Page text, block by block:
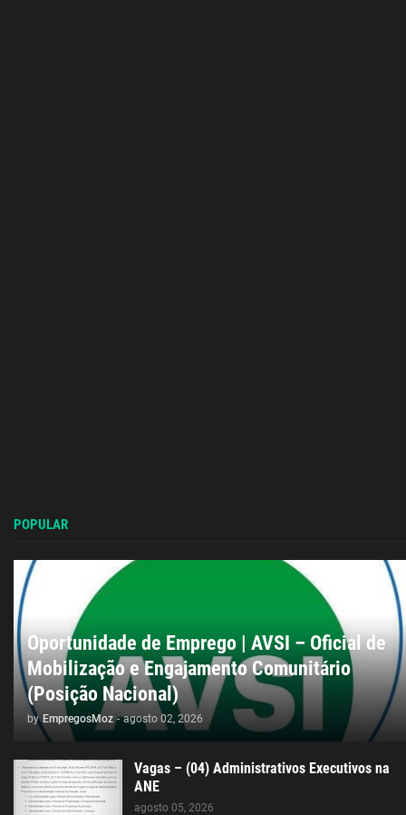
POPULAR
Oportunidade de Emprego | AVSI – Oficial de
Mobilização e Engajamento Comunitário
(Posição Nacional)
by EmpregosMoz - agosto 02, 2026
Vagas – (04) Administrativos Executivos na
ANE
agosto 05, 2026